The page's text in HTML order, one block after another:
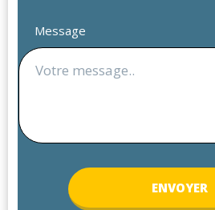
Message
ENVOYER